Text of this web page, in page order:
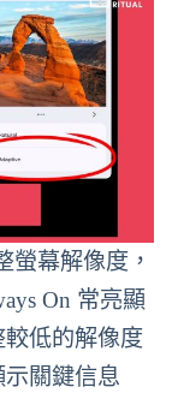
螢幕解像度，
On 常亮顯
低的解像度
關鍵信息